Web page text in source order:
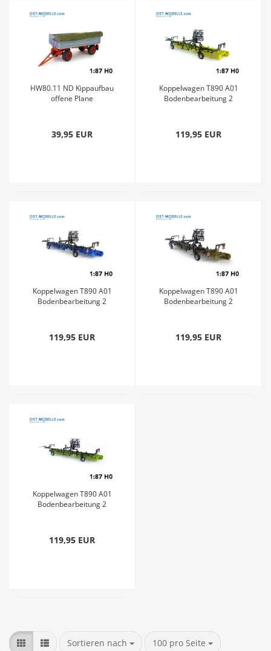
HW80.11 ND Kippaufbau
offene Plane
39,95 EUR
Koppelwagen T890 A01
Bodenbearbeitung 2
119,95 EUR
Koppelwagen T890 A01
Bodenbearbeitung 2
119,95 EUR
Koppelwagen T890 A01
Bodenbearbeitung 2
119,95 EUR
Koppelwagen T890 A01
Bodenbearbeitung 2
neu
119,95 EUR
Sortieren nach 100 pro Seite